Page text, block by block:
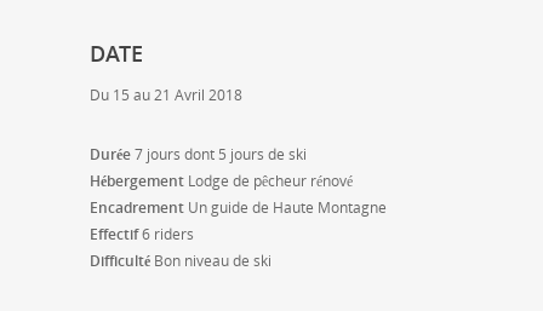
DATE
Du 15 au 21 Avril 2018
Durée7 jours dont 5 jours de ski
Hébergement Lodge de pêcheur rénové
Encadrement Un guide de Haute Montagne
Effectif6 riders
Difficulté Bon niveau de ski